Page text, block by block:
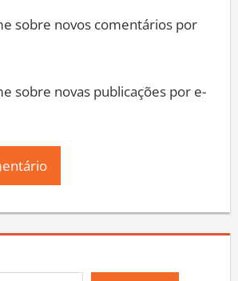
sobre novos comentários por
sobre novas publicações por e-